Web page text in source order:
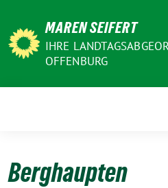
zum
Inhalt
MAREN SEIFERT
IHRE
OFFENBURG
Berghaupten